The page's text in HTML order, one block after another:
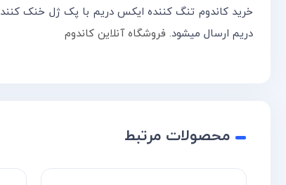
خرید کاندوم تنگ کننده ایکس دریم با پک ژل خنک
دریم ارسال میشود. فروشگاه آنلاین کاندوم
محصولات مرتبط